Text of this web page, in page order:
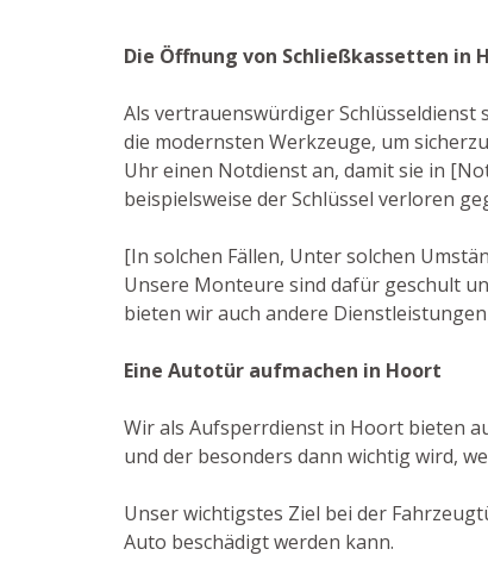
Die Öffnung von Schließkassetten in
Als vertrauenswürdiger Schlüsseldienst
die modernsten Werkzeuge, um
Uhr einen Notdienst an, damit sie in
beispielsweise der Schlüssel verloren
[In solchen Fällen, Unter solchen
Unsere Monteure sind dafür geschult
bieten wir auch andere
Eine Autotür aufmachen in Hoort
Wir als Aufsperrdienst in Hoort bieten
und der besonders dann wichtig wird,
Unser wichtigstes Ziel bei der
Auto beschädigt werden kann.